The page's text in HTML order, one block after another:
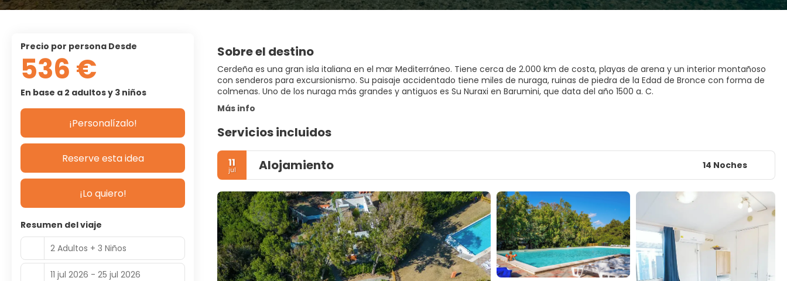
Sobre el destino
Cerdeña es una gran isla italiana en el mar Mediterráneo. Tiene cerca de 2.000 km de costa, playas de arena y un interior montañoso
con senderos para excursionismo. Su paisaje accidentado tiene miles de nuraga, ruinas de piedra de la Edad de Bronce con forma de
colmenas. Uno de los nuraga más grandes y antiguos es Su Nuraxi en Barumini, que data del año 1500 a. C.
Más info
Servicios incluidos
11
jul Alojamiento 14 Noches
precio por persona Desde
536 €
En base a 2 adultos y 3 niños
¡Personalízalo!
Reserve esta idea
¡Lo quiero!
Resumen del viaje
2 Adultos + 3 Niños
11 jul 2026 - 25 jul 2026